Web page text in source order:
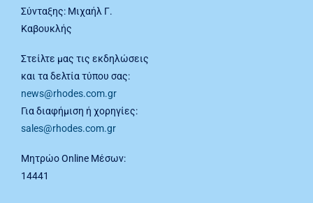
Σύνταξης: Μιχαήλ Γ.
Καβουκλής
Στείλτε μας τις εκδηλώσεις
και τα δελτία τύπου σας:
news@rhodes.com.gr
Για διαφήμιση ή χορηγίες:
sales@rhodes.com.gr
Μητρώο Online Μέσων:
14441